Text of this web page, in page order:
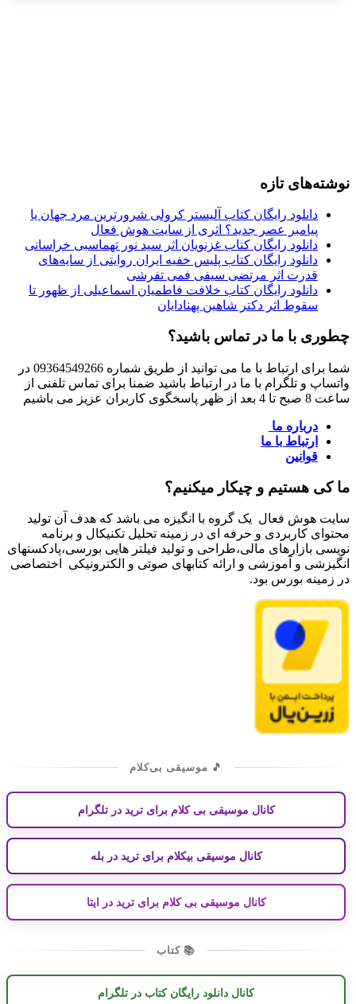
نوشته‌های تازه
دانلود رایگان کتاب آلیستر کرولی شرورترین مرد جهان یا
پیامبر عصر جدید؟ اثری از سایت هوش فعال
دانلود رایگان کتاب غزنویان اثر سید نور تهماسبی خراسانی
دانلود رایگان کتاب پلیس خفیه ایران روایتی از سایه‌های
قدرت اثر مرتضی سیفی فمی تفرشی
دانلود رایگان کتاب خلافت فاطمیان اسماعیلی از ظهور تا
سقوط اثر دکتر شاهین پهنادایان
چطوری با ما در تماس باشید؟
شما برای ارتباط با ما می توانید از طریق شماره 09364549266 در
واتساپ و تلگرام با ما در ارتباط باشید ضمنا برای تماس تلفنی از
ساعت 8 صبح تا 4 بعد از ظهر پاسخگوی کاربران عزیز می باشیم
درباره ما
ارتباط با ما
قوانین
ما کی هستیم و چیکار میکنیم؟
سایت هوش فعال یک گروه با انگیزه می باشد که هدف آن تولید
محتوای کاربردی و حرفه ای در زمینه تحلیل تکنیکال و برنامه
نویسی بازارهای مالی،طراحی و تولید فیلتر هایی بورسی،پادکستهای
انگیزشی و آموزشی و ارائه کتابهای صوتی و الکترونیکی اختصاصی
در زمینه بورس بود.
🎵 موسیقی بی‌کلام
کانال موسیقی بی کلام برای ترید در تلگرام
کانال موسیقی بیکلام برای ترید در بله
کانال موسیقی بی کلام برای ترید در ایتا
📚 کتاب
کانال دانلود رایگان کتاب در تلگرام